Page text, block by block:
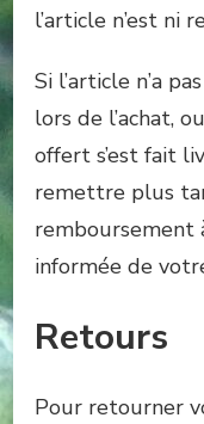
l’article n’est ni
Si l’article n’a
lors de l’achat,
offert s’est fait
remettre plus
remboursement
informée de
Retours
Pour retourner